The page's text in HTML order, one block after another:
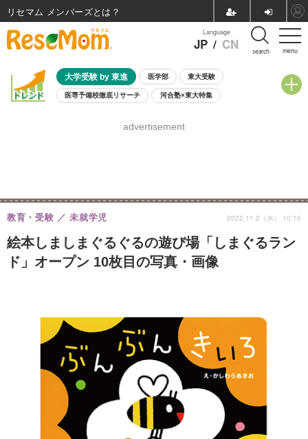
menu
Language
JP / CN search
大学受験 by 東進 医学部 東大受験
医専予備校徹底リサーチ 河合塾×東大特集
8月開催学校説明会・相談会
advertisement
絵本しましまぐるぐるの遊び場「しまぐるラン
ド」オープン 10枚目の写真・画像
教育・受験 未就学児 2022.11.2（水） 10:16
リセマム メンバーズ